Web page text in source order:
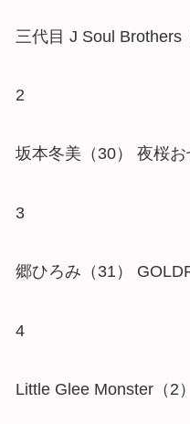
三代目 J Soul Brothers
2
坂本冬美（30） 夜桜お
3
郷ひろみ（31）
4
Little Glee Monster（2